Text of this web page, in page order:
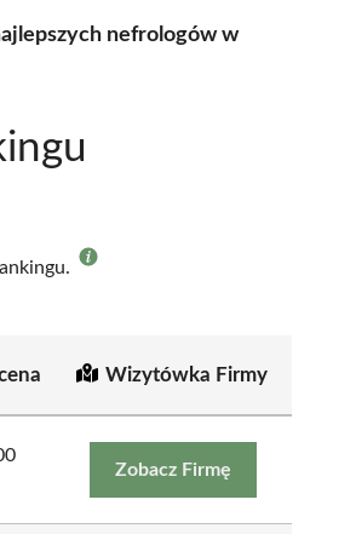
nefrologów w
Wizytówka Firmy
Zobacz Firmę